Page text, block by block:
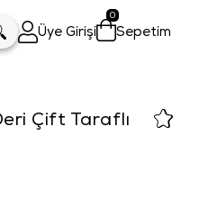
Üye Girişi Sepetim
0
Çift Taraflı